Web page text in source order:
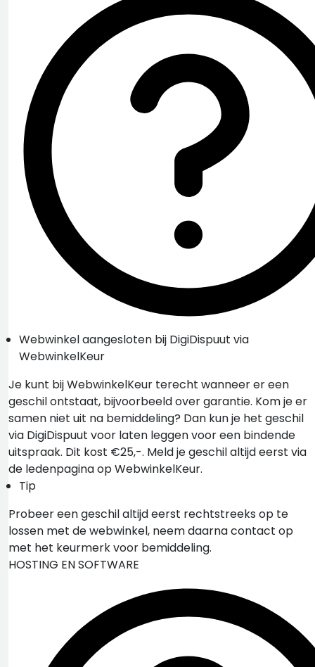
Webwinkel aangesloten bij DigiDispuut via
WebwinkelKeur
Je kunt bij WebwinkelKeur terecht wanneer er een
geschil ontstaat, bijvoorbeeld over garantie. Kom je er
samen niet uit na bemiddeling? Dan kun je het geschil
via DigiDispuut voor laten leggen voor een bindende
uitspraak. Dit kost €25,-. Meld je geschil altijd eerst via
de ledenpagina op WebwinkelKeur.
Tip
Probeer een geschil altijd eerst rechtstreeks op te
lossen met de webwinkel, neem daarna contact op
met het keurmerk voor bemiddeling.
HOSTING EN SOFTWARE